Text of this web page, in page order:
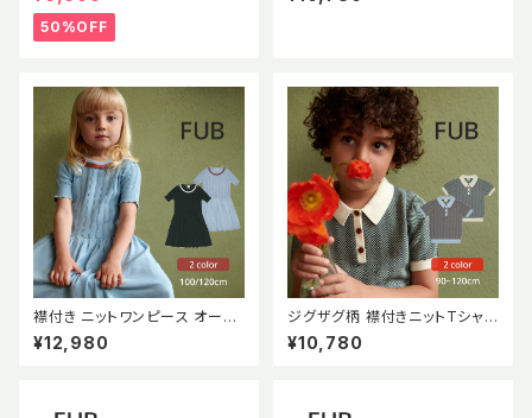
ター ラムウール エコテックス認
証 2021AWBABY LAMBWOO
L CARDIGAN GRAY MELAN
50%OFF
ド Striped Knit ecru/red GO
襟付き ニットワンピース オーガ
ニックコットン GOTS認証【FU
B】 2023 SS
¥12,980
ジグザグ柄 襟付きニットTシャツ
オーガニックコットン GOTS認
証【FUB】2023 SS
¥10,780